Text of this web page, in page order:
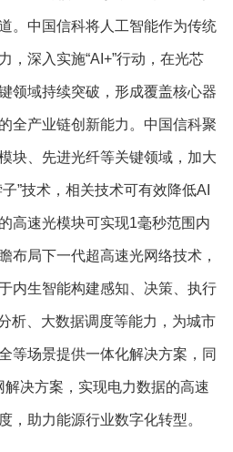
。中国信科将人工智能作为传统
，深入实施“AI+”行动，在光芯
领域持续突破，形成覆盖核心器
全产业链创新能力。中国信科聚
块、先进光纤等关键领域，加大
”技术，相关技术可有效降低AI
高速光模块可实现1毫秒范围内
布局下一代超高速光网络技术，
内生智能构建感知、决策、执行
析、大数据调度等能力，为城市
等场景提供一体化解决方案，同
决方案，实现电力数据的高速
，助力能源行业数字化转型。